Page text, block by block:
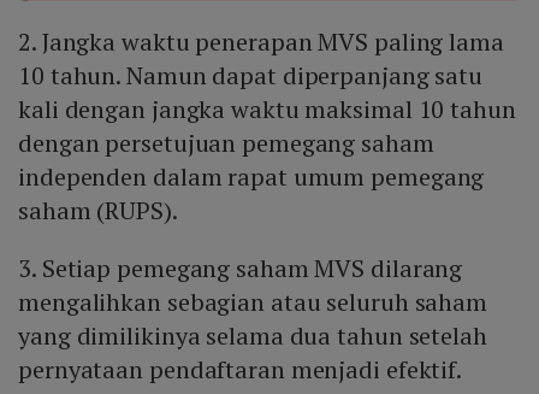
2. Jangka waktu penerapan MVS paling lama
10 tahun. Namun dapat diperpanjang satu
kali dengan jangka waktu maksimal 10 tahun
dengan persetujuan pemegang saham
independen dalam rapat umum pemegang
saham (RUPS).
3. Setiap pemegang saham MVS dilarang
mengalihkan sebagian atau seluruh saham
yang dimilikinya selama dua tahun setelah
pernyataan pendaftaran menjadi efektif.